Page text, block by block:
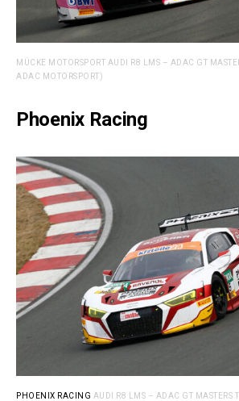
MÜCKE MOTORSPORT AUDI R8 LMS – ADAC GT
ADAC MOTORSPORT)
Phoenix Racing
PHOENIX RACING AUDI R8 LMS – ADAC GT MASTERS